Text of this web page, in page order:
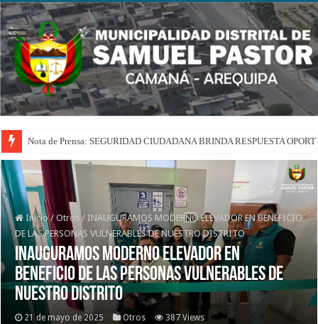
Nota de Prensa: SEGURIDAD CIUDADANA BRINDA RESPUESTA
Inicio / Otros / INAUGURAMOS MODERNO ELEVADOR EN BENEFICIO
DE LAS PERSONAS VULNERABLES DE NUESTRO DISTRITO
INAUGURAMOS MODERNO ELEVADOR EN
BENEFICIO DE LAS PERSONAS VULNERABLES DE
NUESTRO DISTRITO
21 de mayo de 2025 Otros 387 Views